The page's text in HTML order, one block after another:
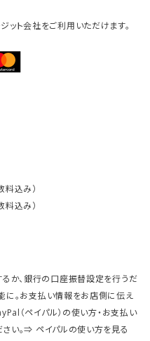
ット会社をご利用いただけます。
込み）
込み）
るか、銀行の口座振替設定を行うだ
に。お支払い情報をお店側に伝え
（ペイパル）の使い方・お支払い
さい。⇒ ペイパルの使い方を見る